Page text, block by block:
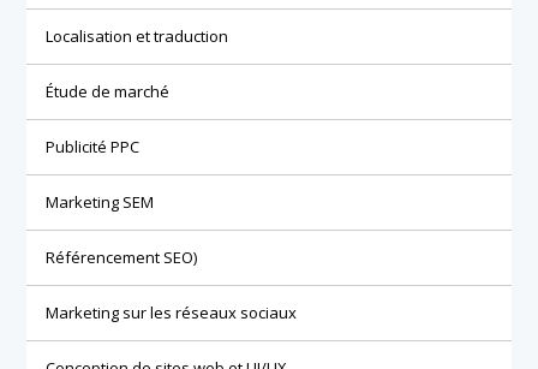
Localisation et traduction
Étude de marché
Publicité PPC
Marketing SEM
Référencement SEO)
Marketing sur les réseaux sociaux